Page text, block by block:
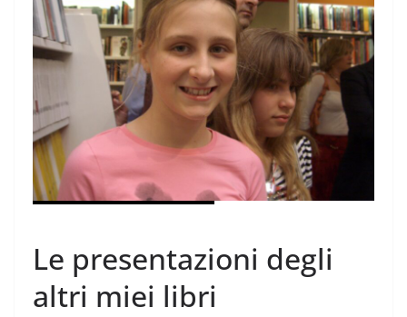
Le presentazioni degli
altri miei libri